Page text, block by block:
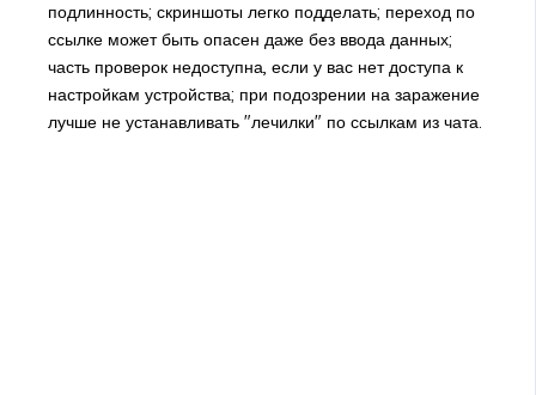
подлинность; скриншоты легко подделать; переход по
ссылке может быть опасен даже без ввода данных;
часть проверок недоступна, если у вас нет доступа к
настройкам устройства; при подозрении на заражение
лучше не устанавливать "лечилки" по ссылкам из чата.